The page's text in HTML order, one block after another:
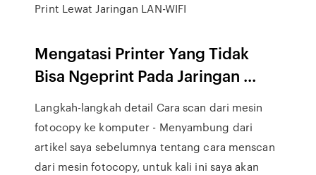
Print Lewat Jaringan LAN-WIFI
Mengatasi Printer Yang Tidak
Bisa Ngeprint Pada Jaringan ...
Langkah-langkah detail Cara scan dari mesin
fotocopy ke komputer - Menyambung dari
artikel saya sebelumnya tentang cara menscan
dari mesin fotocopy, untuk kali ini saya akan